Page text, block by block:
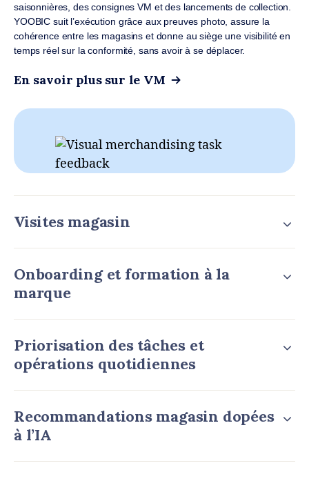
saisonnières, des consignes VM et des lancements de collection.
YOOBIC suit l’exécution grâce aux preuves photo, assure la
cohérence entre les magasins et donne au siège une visibilité en
temps réel sur la conformité, sans avoir à se déplacer.
En savoir plus sur le VM
Visites magasin
Onboarding et formation à la
marque
Priorisation des tâches et
opérations quotidiennes
Recommandations magasin dopées
à l’IA